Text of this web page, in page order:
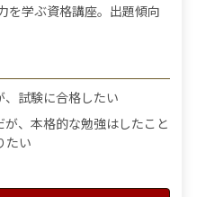
を学ぶ資格講座。出題傾向
、試験に合格したい
、本格的な勉強はしたこと
たい